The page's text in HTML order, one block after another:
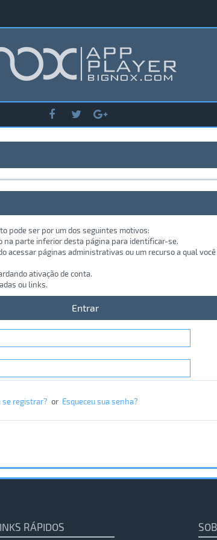
pode ser por um dos seguintes motivos:
na parte inferior desta página para identificar-se.
acessar páginas administrativas ou um recurso a qual
ativação de conta.
ou links.
Entrar
se registrar? or Esqueceu sua senha?
RÁPIDOS